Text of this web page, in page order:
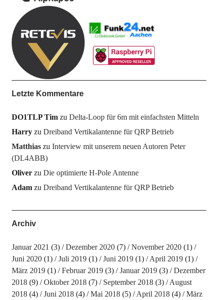
Letzte Kommentare
DO1TLP Timzu Delta-Loop für 6m mit einfachsten Mitteln
Harryzu Dreiband Vertikalantenne für QRP Betrieb
Matthiaszu Interview mit unserem neuen Autoren Peter
(DL4ABB)
Oliverzu Die optimierte H-Pole Antenne
Adamzu Dreiband Vertikalantenne für QRP Betrieb
Archiv
Januar 2021 (3) Dezember 2020(7) November 2020(1)
Juni 2020(1) Juli 2019(1) Juni 2019(1) April 2019(1)
März 2019(1) Februar 2019(3) Januar 2019(3)
Dezember
2018(9) Oktober 2018(7) September 2018(3)
August
2018(4) Juni 2018(4) Mai 2018(5) April 2018(4) März